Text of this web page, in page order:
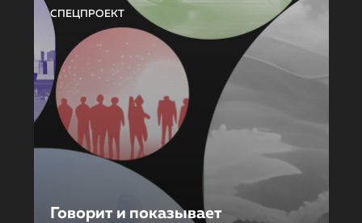
СПЕЦПРОЕКТ
Говорит и показывает